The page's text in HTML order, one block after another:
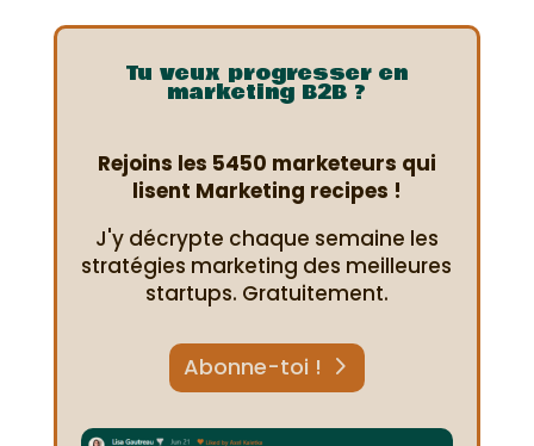
Tu veux progresser en
marketing B2B ?
Rejoins les 5450 marketeurs qui
lisent Marketing recipes !
J'y décrypte chaque semaine les
stratégies marketing des meilleures
startups. Gratuitement.
Abonne-toi !